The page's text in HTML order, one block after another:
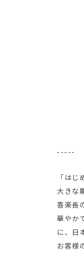
-----
「はじ
大きな
喜楽長
華やか
に、日
お客様